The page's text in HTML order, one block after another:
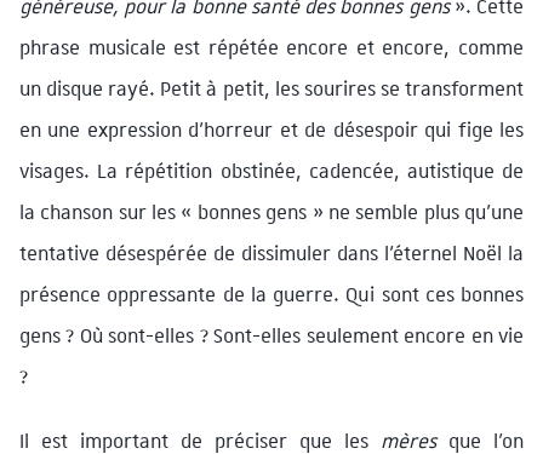
généreuse, pour la bonne santé des bonnes gens». Cette
phrase musicale est répétée encore et encore, comme
un disque rayé. Petit à petit, les sourires se transforment
en une expression d’horreur et de désespoir qui fige les
visages. La répétition obstinée, cadencée, autistique de
la chanson sur les « bonnes gens » ne semble plus qu’une
tentative désespérée de dissimuler dans l’éternel Noël la
présence oppressante de la guerre. Qui sont ces bonnes
gens ? Où sont-elles ? Sont-elles seulement encore en vie
?
Il est important de préciser que les mèresque l’on